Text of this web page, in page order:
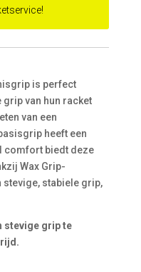
is perfect
van hun racket
van een
heeft een
comfort biedt deze
Wax Grip-
stabiele grip,
stevige grip te